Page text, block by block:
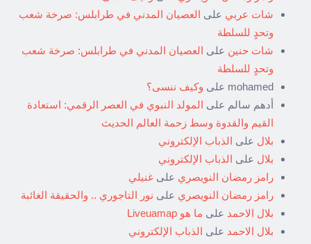
شات عربي على العصيان المدني في طرابلس: صرخة شعب
وتحدٍ للسلطة
شات حنين على العصيان المدني في طرابلس: صرخة شعب
وتحدٍ للسلطة
mohamed على وكيف ننسى؟
أدهم سالم على المولد النبوي في العصر الرقمي: استعادة
القيم والقدوة وسط زحمة العالم الحديث
بلال على الذباب الإلكتروني
بلال على الذباب الإلكتروني
رامز رمضان النويصري على غنيلي
رامز رمضان النويصري على نور التاجوري .. والحقيقة الغائبة
بلال الاحمد على ما هو Liveuamap
بلال الاحمد على الذباب الإلكتروني